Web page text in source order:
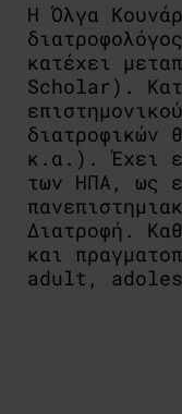
Η Όλγα
κατέχει
Scholar).
διατροφικών
κ.α.). Έχει
των ΗΠΑ, ως
Διατροφή .
και
adult,